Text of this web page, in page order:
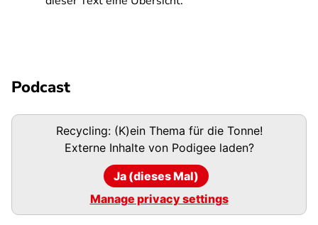
Podcast
Podigee-Recycling: (K)ein Thema für die Tonne!
Externe Inhalte von Podigeeladen?
Ja (dieses Mal)
Manage privacy settings